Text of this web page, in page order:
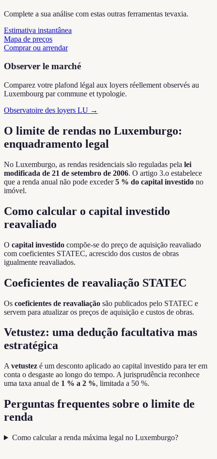
Complete a sua análise com estas outras ferramentas tevaxia.
Estimativa instantânea
Mapa de preços
Comprar ou arrendar
Observer le marché
Comparez votre plafond légal aux loyers réellement observés au
Luxembourg par commune et typologie.
Observatoire des loyers LU →
O limite de rendas no Luxemburgo:
enquadramento legal
No Luxemburgo, as rendas residenciais são reguladas pela lei
modificada de 21 de setembro de 2006. O artigo 3.o estabelece
que a renda anual não pode exceder5 % do capital investido no
imóvel.
Como calcular o capital investido
reavaliado
O capital investido compõe-se do preço de aquisição reavaliado
com coeficientes STATEC, acrescido dos custos de obras
igualmente reavaliados.
Coeficientes de reavaliação STATEC
Os coeficientes de reavaliação são publicados pelo STATEC e
servem para atualizar os preços de aquisição e custos de obras.
Vetustez: uma dedução facultativa mas
estratégica
A vetustez é um desconto aplicado ao capital investido para ter em
conta o desgaste ao longo do tempo. A jurisprudência reconhece
uma taxa anual de 1 % a 2 %, limitada a 50 %.
Perguntas frequentes sobre o limite de
renda
Como calcular a renda máxima legal no Luxemburgo?